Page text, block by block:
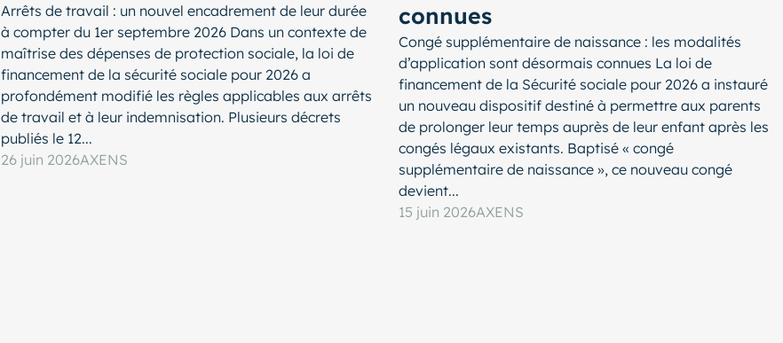
Arrêts de travail : un nouvel encadrement de leur durée
à compter du 1er septembre 2026 Dans un contexte de
maîtrise des dépenses de protection sociale, la loi de
financement de la sécurité sociale pour 2026 a
profondément modifié les règles applicables aux arrêts
de travail et à leur indemnisation. Plusieurs décrets
publiés le 12...
26 juin 2026AXENS
connues
Congé supplémentaire de naissance : les modalités
d’application sont désormais connues La loi de
financement de la Sécurité sociale pour 2026 a instauré
un nouveau dispositif destiné à permettre aux parents
de prolonger leur temps auprès de leur enfant après les
congés légaux existants. Baptisé « congé
supplémentaire de naissance », ce nouveau congé
devient...
15 juin 2026AXENS